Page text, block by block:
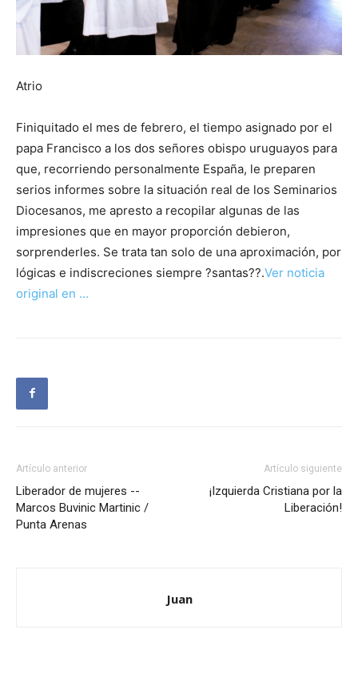
Atrio
Finiquitado el mes de febrero, el tiempo asignado por el
papa Francisco a los dos señores obispo uruguayos para
que, recorriendo personalmente España, le preparen
serios informes sobre la situación real de los Seminarios
Diocesanos, me apresto a recopilar algunas de las
impresiones que en mayor proporción debieron,
sorprenderles. Se trata tan solo de una aproximación, por
lógicas e indiscreciones siempre ?santas??.Ver noticia
original en …
Artículo anterior
Liberador de mujeres --
Marcos Buvinic Martinic /
Punta Arenas
Artículo siguiente
¡Izquierda Cristiana por la
Liberación!
Juan